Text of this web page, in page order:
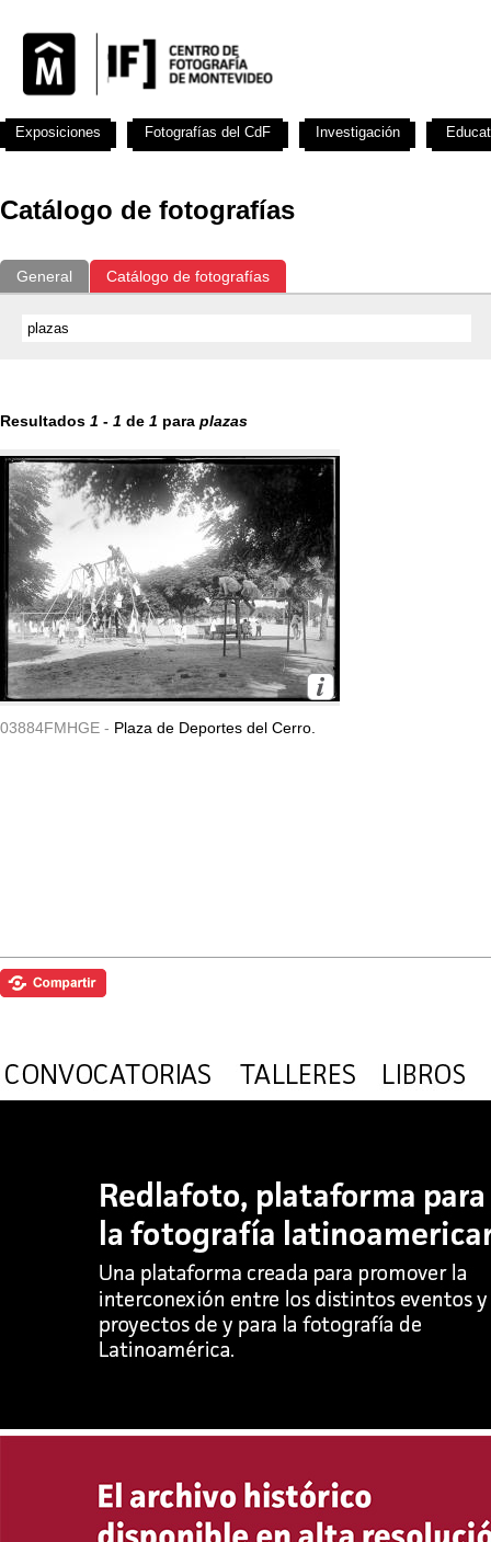
Catálogo de fotografías
General Catálogo de fotografías
Resultados 1 - 1 de 1 para plazas
03884FMHGE - Plaza de Deportes del Cerro.
Exposiciones Fotografías del CdF Investigación